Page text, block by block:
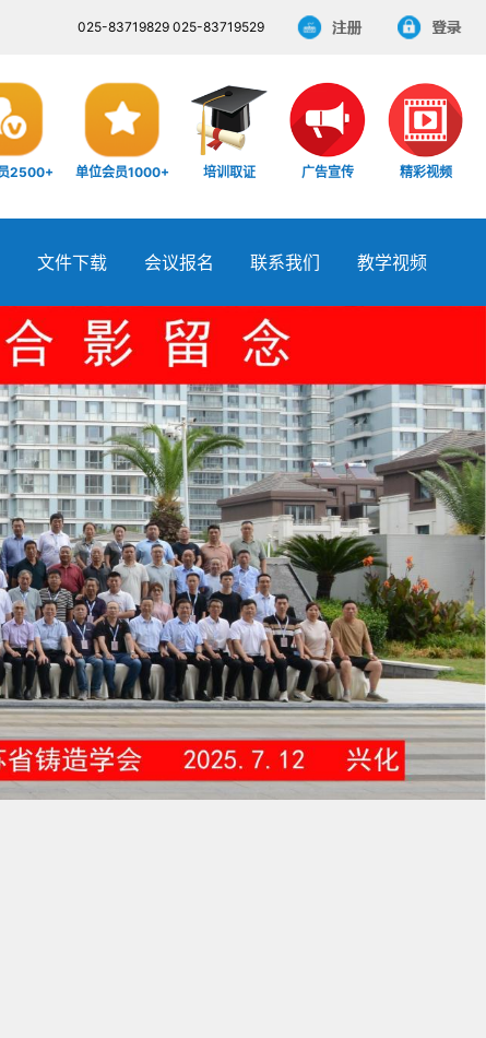
025-83719829 025-83719529
2500+ 单位会员1000+ 培训取证 广告宣传 精彩视频
文件下载 会议报名 联系我们 教学视频